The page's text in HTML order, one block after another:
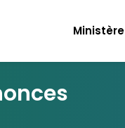
Ministère